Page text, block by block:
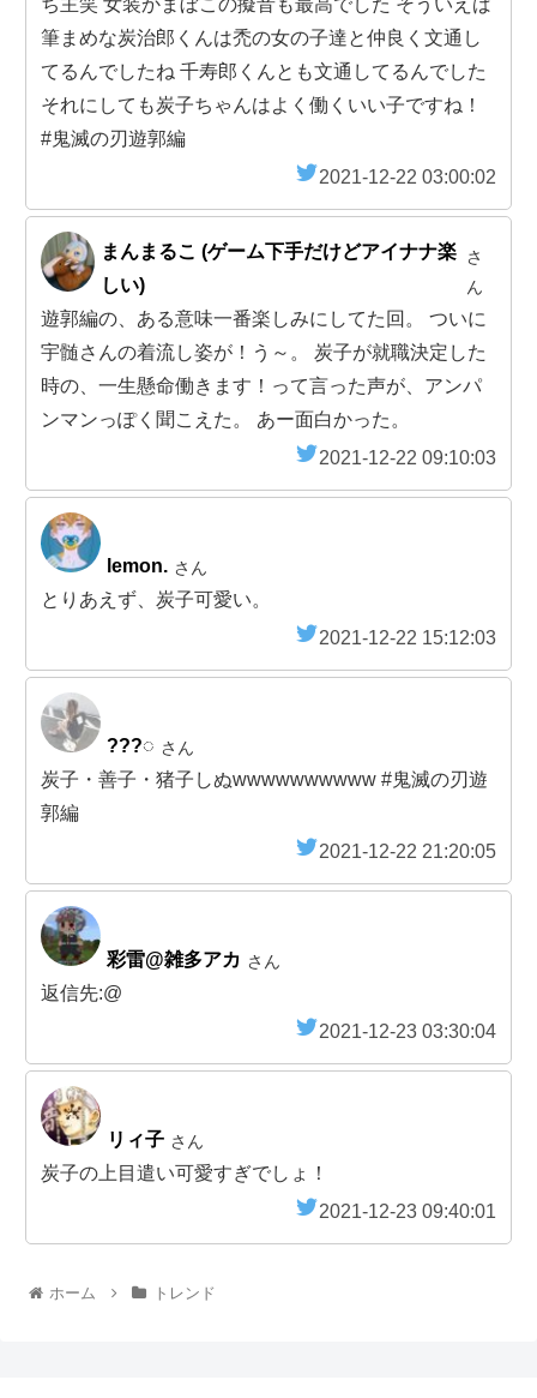
ち主笑 女装かまぼこの擬音も最高でした そういえば
筆まめな炭治郎くんは禿の女の子達と仲良く文通し
てるんでしたね 千寿郎くんとも文通してるんでした
それにしても炭子ちゃんはよく働くいい子ですね！
#鬼滅の刃遊郭編
2021-12-22 03:00:02
まんまるこ (ゲーム下手だけどアイナナ楽
しい)
さ
ん
遊郭編の、ある意味一番楽しみにしてた回。 ついに
宇髄さんの着流し姿が！う～。 炭子が就職決定した
時の、一生懸命働きます！って言った声が、アンパ
ンマンっぽく聞こえた。 あー面白かった。
2021-12-22 09:10:03
lemon. さん
とりあえず、炭子可愛い。
2021-12-22 15:12:03
???◌ さん
炭子・善子・猪子しぬwwwwwwwwww #鬼滅の刃遊
郭編
2021-12-22 21:20:05
彩雷@雑多アカ さん
返信先:@
2021-12-23 03:30:04
リィ子 さん
炭子の上目遣い可愛すぎでしょ！
2021-12-23 09:40:01
ホーム トレンド